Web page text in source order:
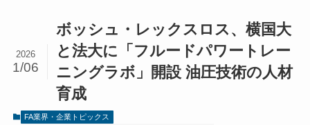
ボッシュ・レックスロス、横国大
と法大に「フルードパワートレー
ニングラボ」開設 油圧技術の人材
育成
2026
1/06
FA業界・企業トピックス